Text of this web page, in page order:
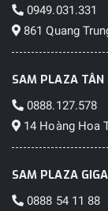
0949.031.331
861 Quang
SAM PLAZA TÂN
0888.127.578
14 Hoàng Hoa
SAM PLAZA
0888 54 11 88